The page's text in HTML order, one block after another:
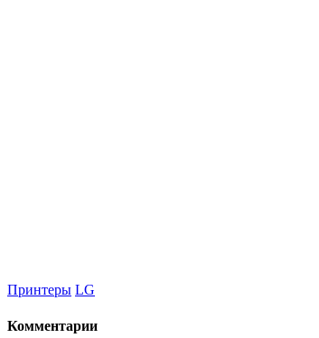
Принтеры LG
Комментарии